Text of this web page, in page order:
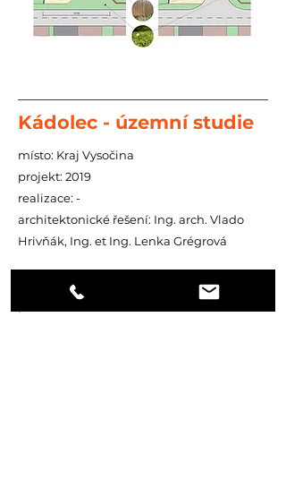
Kádolec - územní studie
místo: Kraj Vysočina
projekt: 2019
realizace: -
architektonické řešení: Ing. arch. Vlado
Hrivňák, Ing. et Ing. Lenka Grégrová
Požaduje váš územní plán územní studii